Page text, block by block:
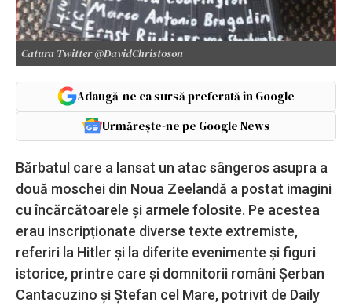
Catura Twitter @DavidChristoson
Adaugă-ne ca sursă preferată în Google
Urmărește-ne pe Google News
Bărbatul care a lansat un atac sângeros asupra a
două moschei din Noua Zeelandă a postat imagini
cu încărcătoarele şi armele folosite. Pe acestea
erau inscripționate diverse texte extremiste,
referiri la Hitler şi la diferite evenimente şi figuri
istorice, printre care şi domnitorii români Şerban
Cantacuzino și Ștefan cel Mare, potrivit de Daily